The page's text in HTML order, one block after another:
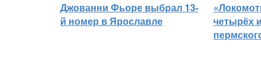
Джованни Фьоре выбрал 13-
й номер в Ярославле
четырёх